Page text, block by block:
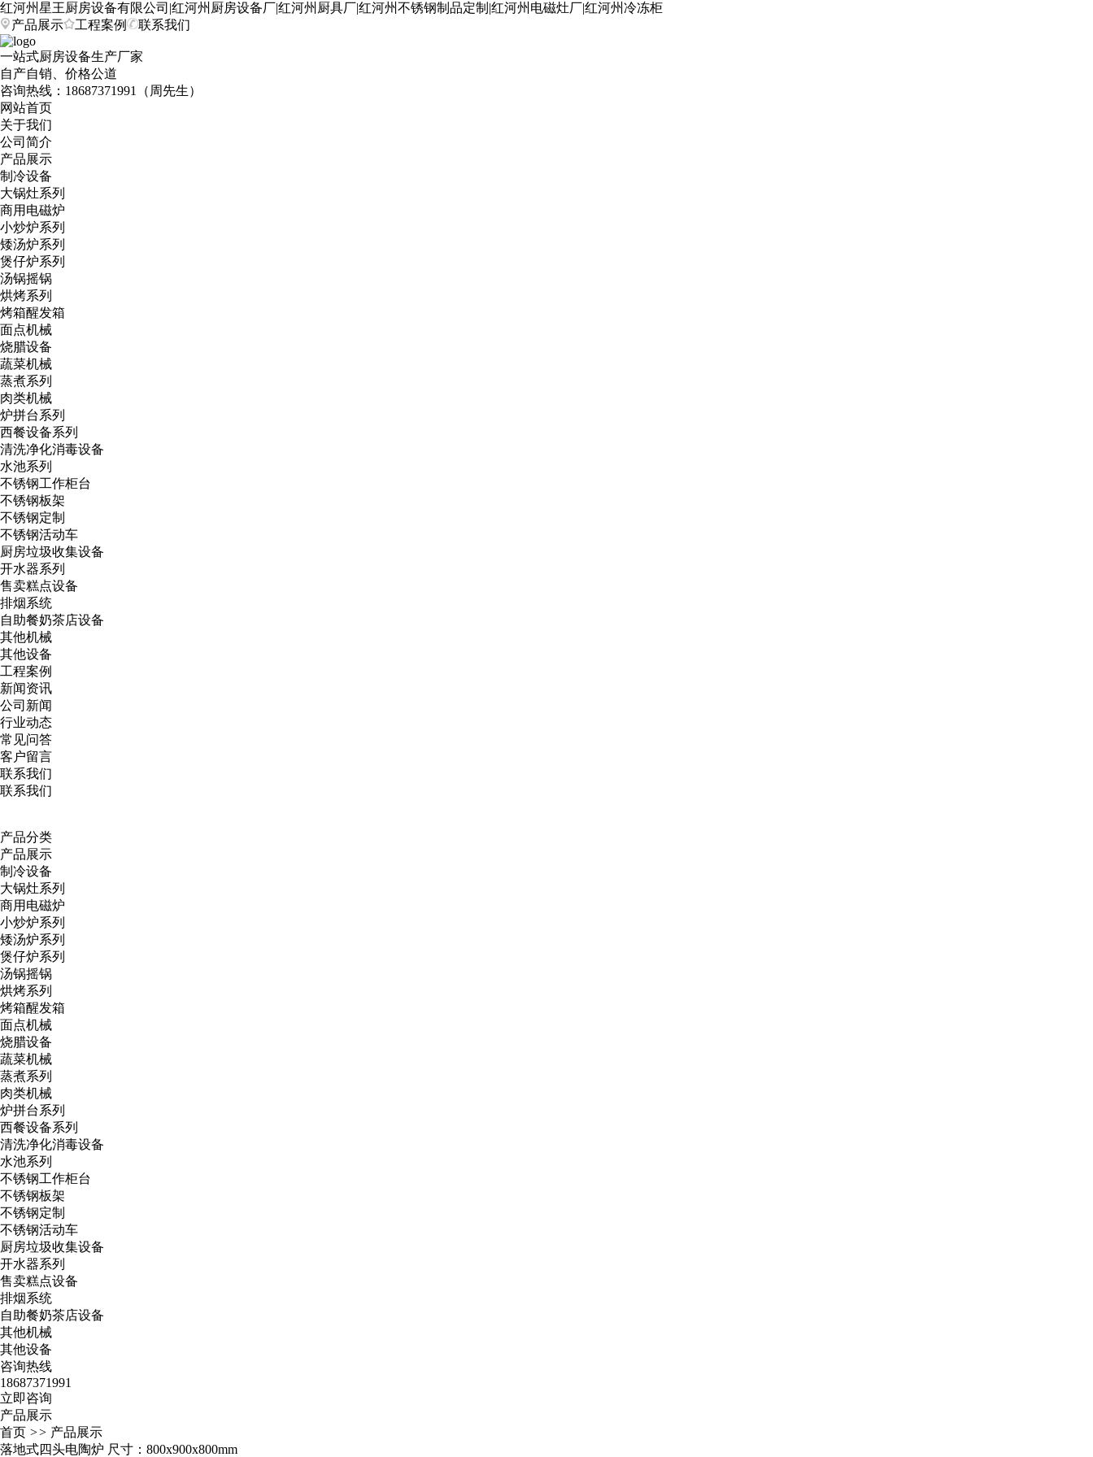
红河州星王厨房设备有限公司|红河州厨房设备厂|红河州厨具厂|红河州不锈钢制品定制|红河州电磁灶厂|红河州冷冻柜
产品展示
工程案例 联系我们
一站式厨房设备生产厂家
自产自销、价格公道
咨询热线： 18687371991（周先生）
网站首页
关于我们
公司简介
产品展示
制冷设备
大锅灶系列
商用电磁炉
小炒炉系列
矮汤炉系列
煲仔炉系列
汤锅摇锅
烘烤系列
烤箱醒发箱
面点机械
烧腊设备
蔬菜机械
蒸煮系列
肉类机械
炉拼台系列
西餐设备系列
清洗净化消毒设备
水池系列
不锈钢工作柜台
不锈钢板架
不锈钢定制
不锈钢活动车
厨房垃圾收集设备
开水器系列
售卖糕点设备
排烟系统
自助餐奶茶店设备
其他机械
其他设备
工程案例
新闻资讯
公司新闻
行业动态
常见问答
客户留言
联系我们
联系我们
产品分类
产品展示
制冷设备
大锅灶系列
商用电磁炉
小炒炉系列
矮汤炉系列
煲仔炉系列
汤锅摇锅
烘烤系列
烤箱醒发箱
面点机械
烧腊设备
蔬菜机械
蒸煮系列
肉类机械
炉拼台系列
西餐设备系列
清洗净化消毒设备
水池系列
不锈钢工作柜台
不锈钢板架
不锈钢定制
不锈钢活动车
厨房垃圾收集设备
开水器系列
售卖糕点设备
排烟系统
自助餐奶茶店设备
其他机械
其他设备
咨询热线
18687371991
立即咨询
产品展示
首页 >> 产品展示
落地式四头电陶炉 尺寸：800x900x800mm